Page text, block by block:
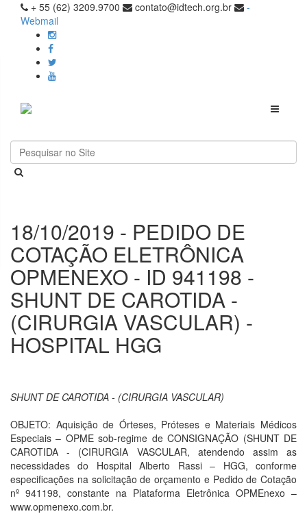
+ 55 (62) 3209.9700 contato@idtech.org.br
-
Webmail
Toggle
18/10/2019 - PEDIDO DE
COTAÇÃO ELETRÔNICA
OPMENEXO - ID 941198 -
SHUNT DE CAROTIDA -
(CIRURGIA VASCULAR) -
HOSPITAL HGG
SHUNT DE CAROTIDA - (CIRURGIA VASCULAR)
OBJETO: Aquisição de Órteses, Próteses e Materiais Médicos
Especiais – OPME sob-regime de CONSIGNAÇÃO (SHUNT DE
CAROTIDA - (CIRURGIA VASCULAR, atendendo assim as
necessidades do Hospital Alberto Rassi – HGG, conforme
especificações na solicitação de orçamento e Pedido de Cotação
nº 941198, constante na Plataforma Eletrônica OPMEnexo –
www.opmenexo.com.br.